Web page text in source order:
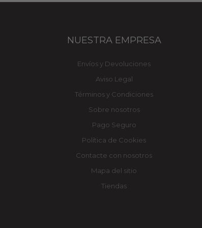
NUESTRA EMPRESA
Envíos y Devoluciones
Aviso Legal
Términos y Condiciones
Sobre nosotros
Pago Seguro
Política de Cookies
Contacte con nosotros
Mapa del sitio
Tiendas